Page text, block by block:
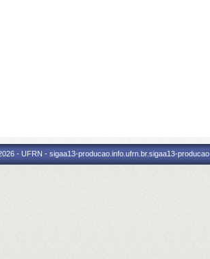
- UFRN - sigaa13-producao.info.ufrn.br.sigaa13-producao